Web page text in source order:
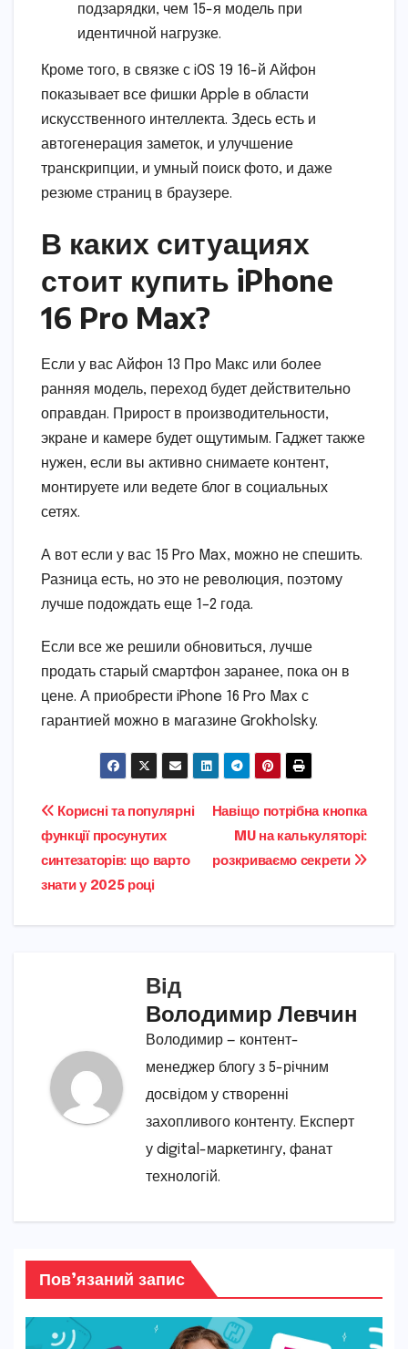
подзарядки, чем 15-я модель при
идентичной нагрузке.
Кроме того, в связке с iOS 19 16-й Айфон
показывает все фишки Apple в области
искусственного интеллекта. Здесь есть и
автогенерация заметок, и улучшение
транскрипции, и умный поиск фото, и даже
резюме страниц в браузере.
В каких ситуациях
стоит купить iPhone
16 Pro Max?
Если у вас Айфон 13 Про Макс или более
ранняя модель, переход будет действительно
оправдан. Прирост в производительности,
экране и камере будет ощутимым. Гаджет также
нужен, если вы активно снимаете контент,
монтируете или ведете блог в социальных
сетях.
А вот если у вас 15 Pro Max, можно не спешить.
Разница есть, но это не революция, поэтому
лучше подождать еще 1–2 года.
Если все же решили обновиться, лучше
продать старый смартфон заранее, пока он в
цене. А приобрести iPhone 16 Pro Max с
гарантией можно в магазине Grokholsky.
Навігація
записів
Навіщо потрібна кнопка
MU на калькуляторі:
розкриваємо секрети
Корисні та популярні
функції просунутих
синтезаторів: що варто
знати у 2025 році
Від
Володимир Левчин
Володимир — контент-
менеджер блогу з 5-річним
досвідом у створенні
захопливого контенту. Експерт
у digital-маркетингу, фанат
технологій.
Пов’язаний запис